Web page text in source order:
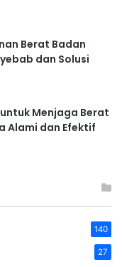
Berat Badan
dan Solusi
Menjaga Berat
Alami dan Efektif
140
27